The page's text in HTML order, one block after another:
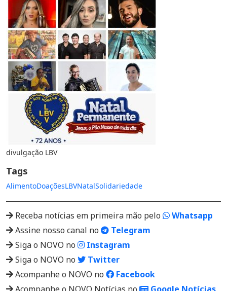
divulgação LBV
Tags
AlimentoDoaçõesLBVNatalSolidariedade
Receba notícias em primeira mão pelo
Whatsapp
Assine nosso canal no
Telegram
Siga o NOVO no
Instagram
Siga o NOVO no
Twitter
Acompanhe o NOVO no
Facebook